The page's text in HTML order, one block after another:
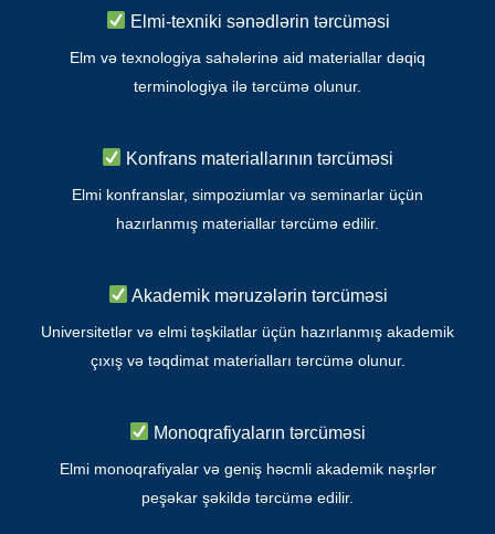
Elmi-texniki sənədlərin tərcüməsi
Elm və texnologiya sahələrinə aid materiallar dəqiq
terminologiya ilə tərcümə olunur.
Konfrans materiallarının tərcüməsi
Elmi konfranslar, simpoziumlar və seminarlar üçün
hazırlanmış materiallar tərcümə edilir.
Akademik məruzələrin tərcüməsi
Universitetlər və elmi təşkilatlar üçün hazırlanmış akademik
çıxış və təqdimat materialları tərcümə olunur.
Monoqrafiyaların tərcüməsi
Elmi monoqrafiyalar və geniş həcmli akademik nəşrlər
peşəkar şəkildə tərcümə edilir.